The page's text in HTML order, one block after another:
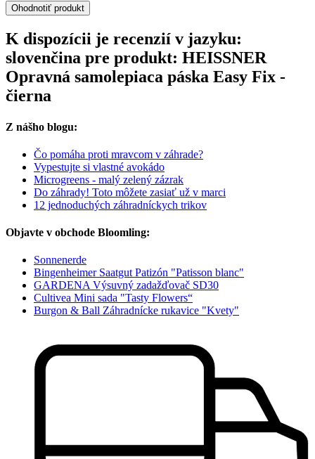
Ohodnotiť produkt
K dispozícii je recenzií v jazyku:
slovenčina pre produkt: HEISSNER
Opravná samolepiaca páska Easy Fix -
čierna
Z nášho blogu:
Čo pomáha proti mravcom v záhrade?
Vypestujte si vlastné avokádo
Microgreens - malý zelený zázrak
Do záhrady! Toto môžete zasiať už v marci
12 jednoduchých záhradníckych trikov
Objavte v obchode Bloomling:
Sonnenerde
Bingenheimer Saatgut Patizón "Patisson blanc"
GARDENA Výsuvný zadažďovač SD30
Cultivea Mini sada "Tasty Flowers“
Burgon & Ball Záhradnícke rukavice "Kvety"